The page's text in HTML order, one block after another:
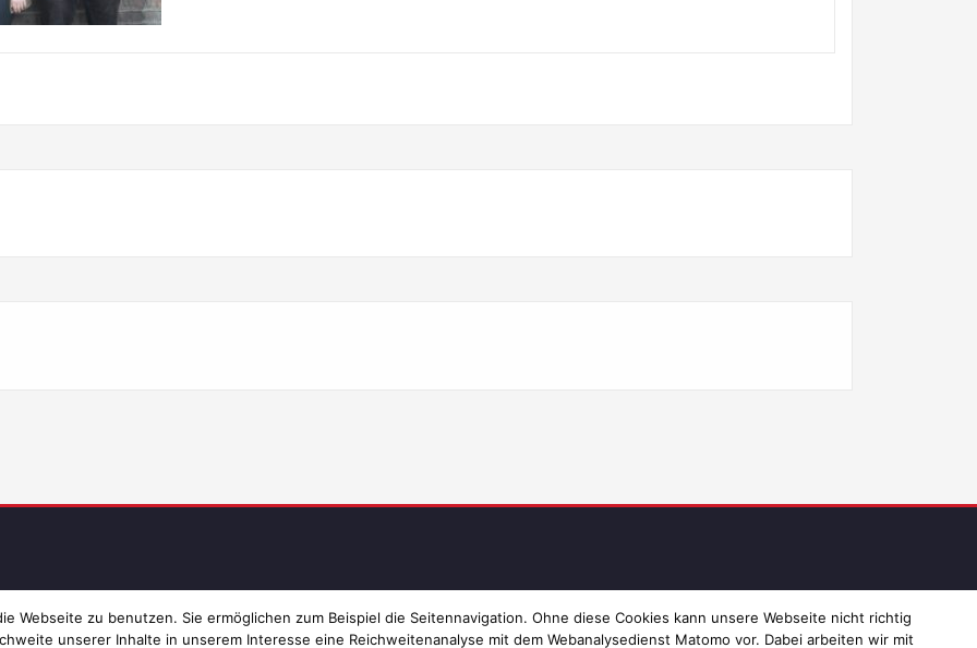
Impressum und Datenschutz
Webseite zu benutzen. Sie ermöglichen zum Beispiel die Seitennavigation. Ohne diese Cookies kann unsere Webseite nicht richtig
unserer Inhalte in unserem Interesse eine Reichweitenanalyse mit dem Webanalysedienst Matomo vor. Dabei arbeiten wir mit